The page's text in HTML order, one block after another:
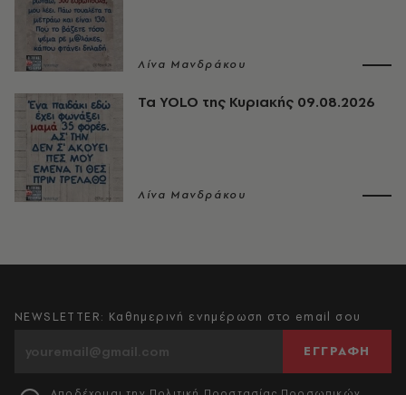
Λίνα Μανδράκου
Τα YOLO της Κυριακής 09.08.2026
Λίνα Μανδράκου
NEWSLETTER: Καθημερινή ενημέρωση στο email σου
ΕΓΓΡΑΦΗ